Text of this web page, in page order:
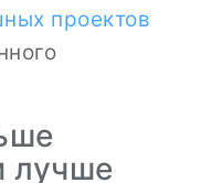
проектов
лучше